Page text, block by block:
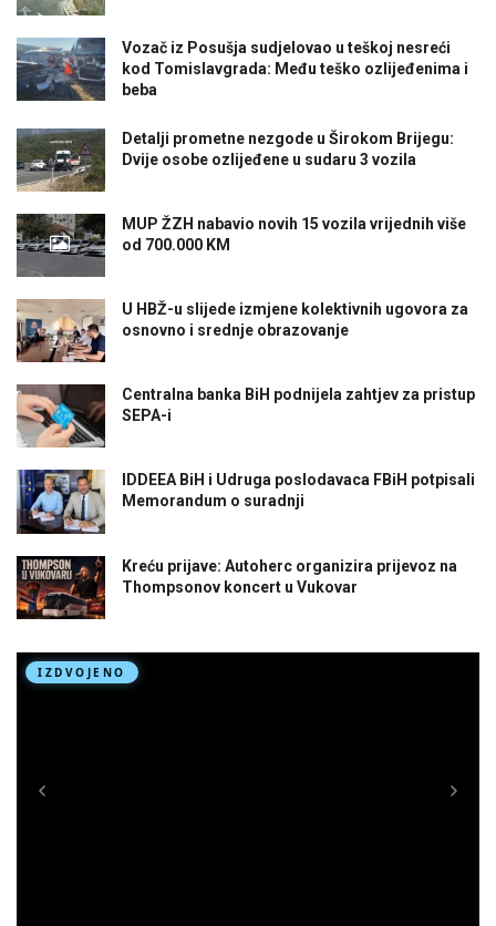
Vozač iz Posušja sudjelovao u teškoj nesreći
kod Tomislavgrada: Među teško ozlijeđenima i
beba
Detalji prometne nezgode u Širokom Brijegu:
Dvije osobe ozlijeđene u sudaru 3 vozila
MUP ŽZH nabavio novih 15 vozila vrijednih više
od 700.000 KM
U HBŽ-u slijede izmjene kolektivnih ugovora za
osnovno i srednje obrazovanje
Centralna banka BiH podnijela zahtjev za pristup
SEPA-i
IDDEEA BiH i Udruga poslodavaca FBiH potpisali
Memorandum o suradnji
Kreću prijave: Autoherc organizira prijevoz na
Thompsonov koncert u Vukovar